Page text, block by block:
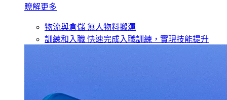
瞭解更多
物流與倉儲 無人物料搬運
訓練和入職 快速完成入職訓練，實現技能提升